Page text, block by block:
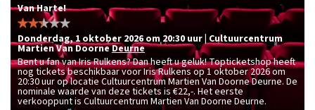
Van Harte!
donderdag,1 oktober 2026 om 20:30 uur |Cultuurcentrum
Martien Van DoorneDeurne
Bent u fan van Iris Rulkens? Dan heeft u geluk! Topticketshop heeft
nog tickets beschikbaar voor Iris Rulkens op 1 oktober 2026 om
20:30 uur op locatie Cultuurcentrum Martien Van Doorne Deurne. De
nominale waarde van deze tickets is €22,-. Het eerste
verkooppunt is Cultuurcentrum Martien Van Doorne Deurne.